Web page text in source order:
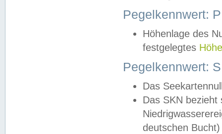
Pegelkennwert:
Höhenlage des
festgelegtes
Pegelkennwert:
Das
Das SKN
deutschen